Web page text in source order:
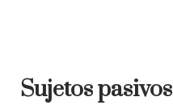
Sujetos pasivos